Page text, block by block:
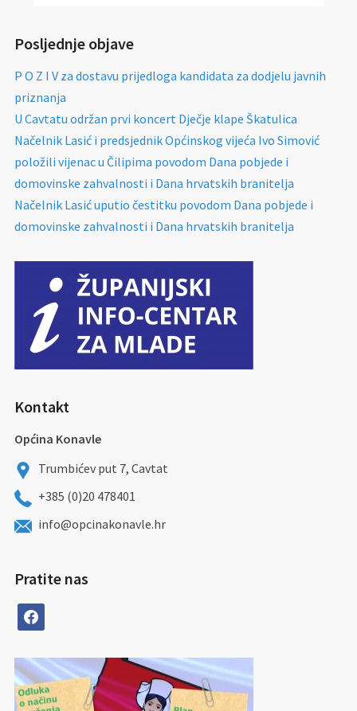
Posljednje objave
P O Z I V za dostavu prijedloga kandidata za dodjelu javnih
priznanja
U Cavtatu održan prvi koncert Dječje klape Škatulica
Načelnik Lasić i predsjednik Općinskog vijeća Ivo Simović
položili vijenac u Čilipima povodom Dana pobjede i
domovinske zahvalnosti i Dana hrvatskih branitelja
Načelnik Lasić uputio čestitku povodom Dana pobjede i
domovinske zahvalnosti i Dana hrvatskih branitelja
Kontakt
Općina Konavle
Trumbićev put 7, Cavtat
+385 (0)20 478401
info@opcinakonavle.hr
Pratite nas
facebook